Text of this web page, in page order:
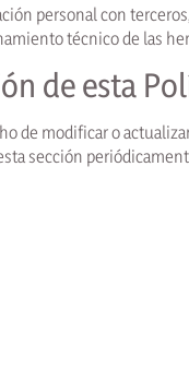
personal con
técnico de las
de esta
de modificar o
sección